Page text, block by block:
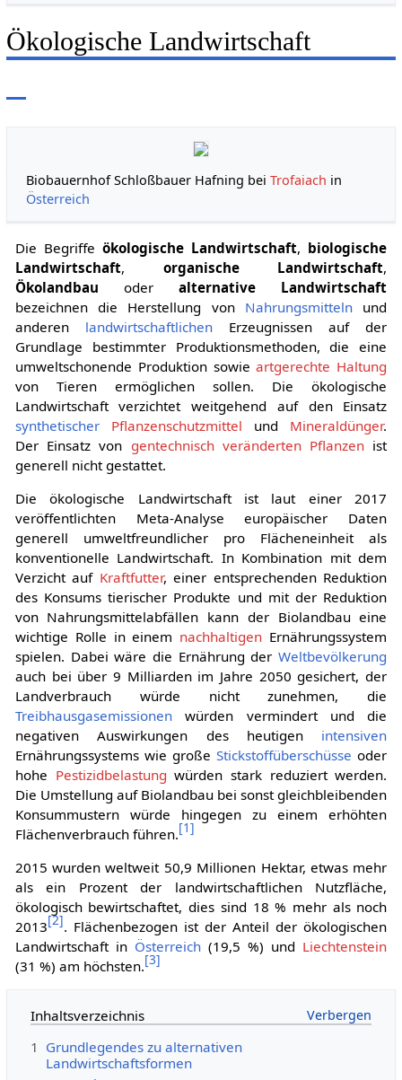
Ökologische Landwirtschaft
Biobauernhof Schloßbauer Hafning beiTrofaiach in
Österreich
Die Begriffe ökologische Landwirtschaft, biologische
Landwirtschaft, organische Landwirtschaft,
Ökolandbau oderalternative Landwirtschaft
bezeichnen die Herstellung von Nahrungsmittelnund
anderen landwirtschaftlichenErzeugnissen auf der
Grundlage bestimmter Produktionsmethoden, die eine
umweltschonende Produktion sowieartgerechte Haltung
von Tieren ermöglichen sollen. Die ökologische
Landwirtschaft verzichtet weitgehend auf den Einsatz
synthetischer
Pflanzenschutzmittel und Mineraldünger.
Der Einsatz von gentechnisch veränderten Pflanzenist
generell nicht gestattet.
Die ökologische Landwirtschaft ist laut einer 2017
veröffentlichten Meta-Analyse europäischer Daten
generell umweltfreundlicher pro Flächeneinheit als
konventionelle Landwirtschaft. In Kombination mit dem
Verzicht auf Kraftfutter, einer entsprechenden Reduktion
des Konsums tierischer Produkte und mit der Reduktion
von Nahrungsmittelabfällen kann der Biolandbau eine
wichtige Rolle in einem nachhaltigen Ernährungssystem
spielen. Dabei wäre die Ernährung derWeltbevölkerung
auch bei über 9 Milliarden im Jahre 2050 gesichert, der
Landverbrauch würde nicht zunehmen, die
Treibhausgasemissionenwürden vermindert und die
negativen Auswirkungen des heutigen intensiven
Ernährungssystems wie großeStickstoffüberschüsse oder
hohe Pestizidbelastung würden stark reduziert werden.
Die Umstellung auf Biolandbau bei sonst gleichbleibenden
Konsummustern würde hingegen zu einem erhöhten
Flächenverbrauch führen.[1]
2015 wurden weltweit 50,9 Millionen Hektar, etwas mehr
als ein Prozent der landwirtschaftlichen Nutzfläche,
ökologisch bewirtschaftet, dies sind 18 % mehr als noch
2013[2]. Flächenbezogen ist der Anteil der ökologischen
Landwirtschaft in Österreich(19,5 %) und Liechtenstein
(31 %) am höchsten.[3]
Inhaltsverzeichnis
1 Grundlegendes zu alternativen
Landwirtschaftsformen